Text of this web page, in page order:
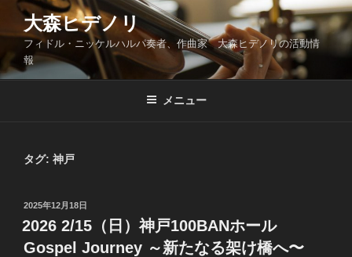
ン
ツ
大森ヒデノリ
フィドル・ニッケルハルパ奏者、作曲家 大森ヒデノリの活動情
報
メニュー
タグ: 神戸
投
稿
日:
2025年12月18日
2026 2/15（日）神戸100BANホール
Gospel Journey ～新たなる架け橋へ〜